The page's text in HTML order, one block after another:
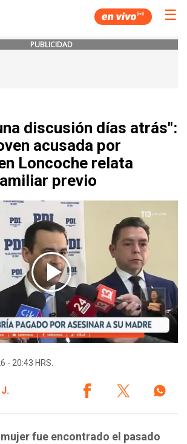
☰
PUBLICIDAD
discusión días atrás":
acusada por
Loncoche relata
previo
- 20:43 HRS.
J.
fue encontrado el pasado